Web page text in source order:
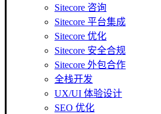
Sitecore 咨询
Sitecore 平台集成
Sitecore 优化
Sitecore 安全合规
Sitecore 外包合作
全栈开发
UX/UI 体验设计
SEO 优化